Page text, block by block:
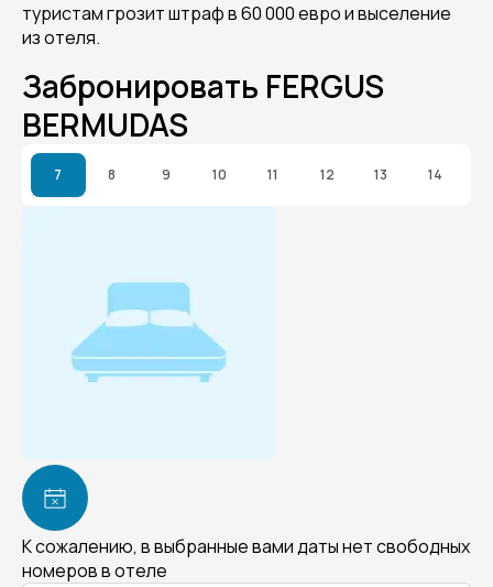
туристам грозит штраф в 60 000 евро и выселение
из отеля.
Забронировать FERGUS
BERMUDAS
7 8 9 10 11 12 13 14
К сожалению, в выбранные вами даты нет свободных
номеров в отеле